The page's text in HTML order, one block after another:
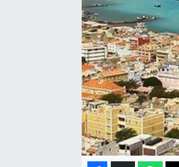
Manşetler
Resmi İlan